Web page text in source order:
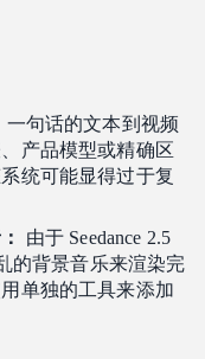
句话的文本到视频
产品模型或精确区
统可能显得过于复
由于 Seedance 2.5
的背景音乐来渲染完
单独的工具来添加